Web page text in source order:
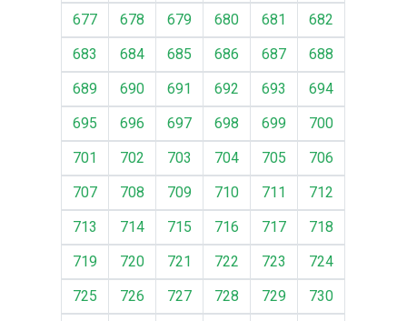
677
678 679 680 681
682
683
684 685 686 687
688
689
690 691 692 693
694
695
696 697 698 699
700
701
702 703 704 705
706
707
708 709 710 711
712
713
714 715 716 717
718
719
720 721 722 723
724
725
726 727 728 729 730